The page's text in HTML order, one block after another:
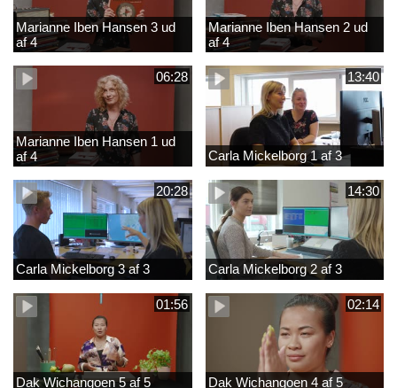
Marianne Iben Hansen 3 ud
af 4
Marianne Iben Hansen 2 ud
af 4
06:28
Marianne Iben Hansen 1 ud
af 4
13:40
Carla Mickelborg 1 af 3
20:28
Carla Mickelborg 3 af 3
14:30
Carla Mickelborg 2 af 3
01:56
Dak Wichangoen 5 af 5
02:14
Dak Wichangoen 4 af 5